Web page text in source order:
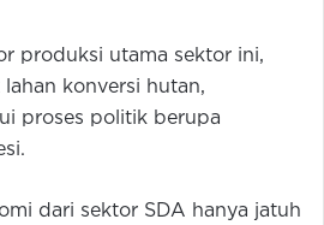
produksi utama sektor ini,
konversi hutan,
proses politik berupa
dari sektor SDA hanya jatuh